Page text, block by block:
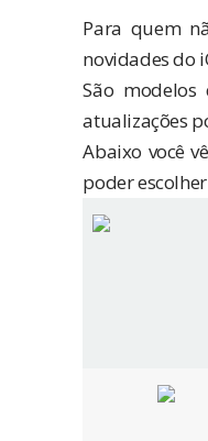
Para quem
novidades do
São
atualizações
Abaixo você
poder